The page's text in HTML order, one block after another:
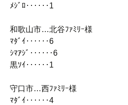
ﾒｼﾞﾛ‥‥‥1
和歌山市…北谷ﾌｧﾐﾘｰ様
ﾏﾀﾞｲ‥‥‥6
ｼﾏｱｼﾞ‥‥‥6
黒ｿｲ‥‥‥1
守口市…西ﾌｧﾐﾘｰ様
ﾏﾀﾞｲ‥‥‥4